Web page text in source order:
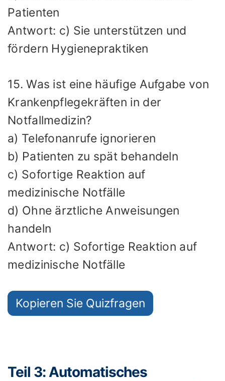
Patienten
Antwort: c) Sie unterstützen und
fördern Hygienepraktiken
15. Was ist eine häufige Aufgabe von
Krankenpflegekräften in der
Notfallmedizin?
a) Telefonanrufe ignorieren
b) Patienten zu spät behandeln
c) Sofortige Reaktion auf
medizinische Notfälle
d) Ohne ärztliche Anweisungen
handeln
Antwort: c) Sofortige Reaktion auf
medizinische Notfälle
Kopieren Sie Quizfragen
Teil 3: Automatisches